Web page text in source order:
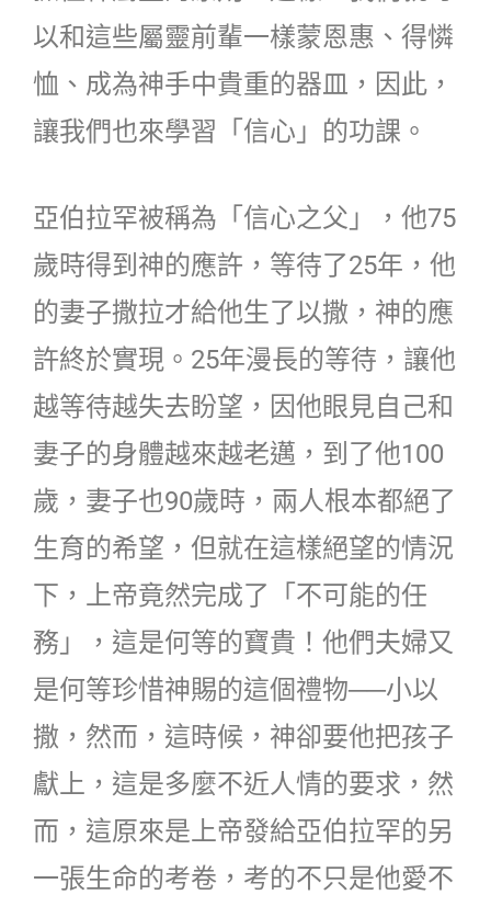
以和這些屬靈前輩一樣蒙恩惠、得憐
恤、成為神手中貴重的器皿，因此，
讓我們也來學習「信心」的功課。
亞伯拉罕被稱為「信心之父」，他75
歲時得到神的應許，等待了25年，他
的妻子撒拉才給他生了以撒，神的應
許終於實現。25年漫長的等待，讓他
越等待越失去盼望，因他眼見自己和
妻子的身體越來越老邁，到了他100
歲，妻子也90歲時，兩人根本都絕了
生育的希望，但就在這樣絕望的情況
下，上帝竟然完成了「不可能的任
務」，這是何等的寶貴！他們夫婦又
是何等珍惜神賜的這個禮物──小以
撒，然而，這時候，神卻要他把孩子
獻上，這是多麼不近人情的要求，然
而，這原來是上帝發給亞伯拉罕的另
一張生命的考卷，考的不只是他愛不